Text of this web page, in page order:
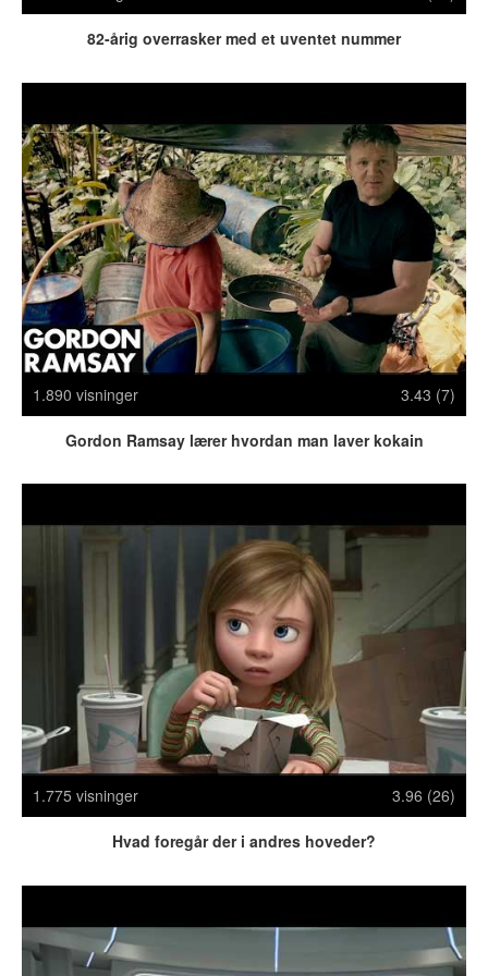
Reklamer
Sketches & Stand-Up
Syge Skills
TV & Film
Bedst bedømte
Flest visninger
Mest delte
Mest omtalte
Billeder
Biler & Motor
Computere
Memes
Mennesker
Nasty Shit!
Owned & Fail!
Rage Face
SMS & Autocorrect
Tattoos
Tegninger
Mest delte
Mest omtalte
82-årig overrasker med et uventet nummer
1.890 visninger 3.43 (7)
Gordon Ramsay lærer hvordan man laver kokain
1.775 visninger 3.96 (26)
Hvad foregår der i andres hoveder?